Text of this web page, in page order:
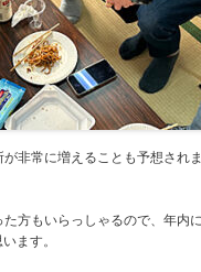
非常に増えることも予想され
方もいらっしゃるので、年内
ます。